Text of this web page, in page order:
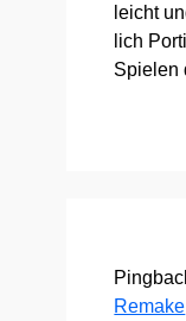
leicht
lich
Spie­len
Remake